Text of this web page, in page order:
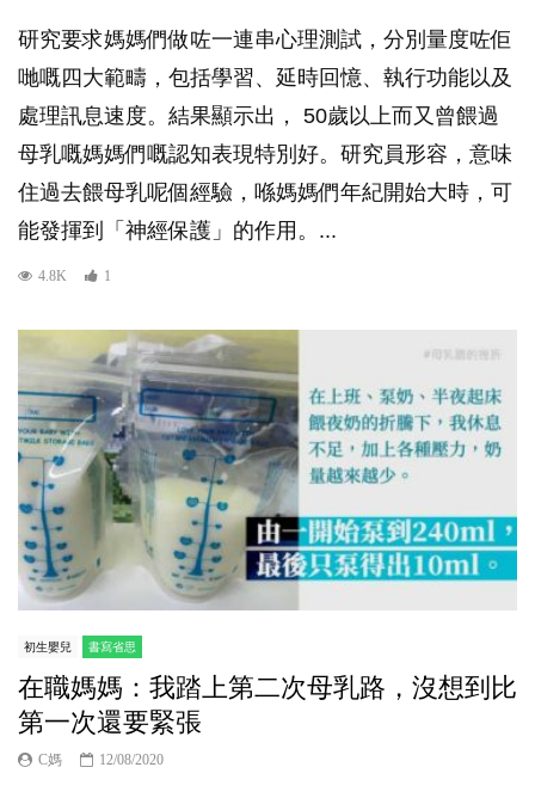
研究要求媽媽們做咗一連串心理測試，分別量度咗佢
哋嘅四大範疇，包括學習、延時回憶、執行功能以及
處理訊息速度。結果顯示出， 50歲以上而又曾餵過
母乳嘅媽媽們嘅認知表現特別好。研究員形容，意味
住過去餵母乳呢個經驗，喺媽媽們年紀開始大時，可
能發揮到「神經保護」的作用。...
4.8K 1
初生嬰兒 書寫省思
在職媽媽：我踏上第二次母乳路，沒想到比
第一次還要緊張
C媽 12/08/2020